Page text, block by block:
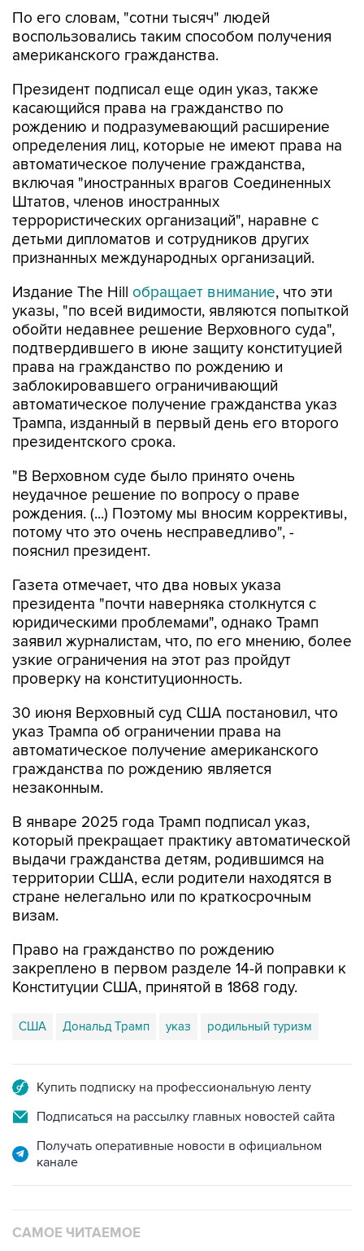
По его словам, "сотни тысяч" людей
воспользовались таким способом получения
американского гражданства.
Президент подписал еще один указ, также
касающийся права на гражданство по
рождению и подразумевающий расширение
определения лиц, которые не имеют права на
автоматическое получение гражданства,
включая "иностранных врагов Соединенных
Штатов, членов иностранных
террористических организаций", наравне с
детьми дипломатов и сотрудников других
признанных международных организаций.
Издание The Hill обращает внимание, что эти
указы, "по всей видимости, являются попыткой
обойти недавнее решение Верховного суда",
подтвердившего в июне защиту конституцией
права на гражданство по рождению и
заблокировавшего ограничивающий
автоматическое получение гражданства указ
Трампа, изданный в первый день его второго
президентского срока.
"В Верховном суде было принято очень
неудачное решение по вопросу о праве
рождения. (...) Поэтому мы вносим коррективы,
потому что это очень несправедливо", -
пояснил президент.
Газета отмечает, что два новых указа
президента "почти наверняка столкнутся с
юридическими проблемами", однако Трамп
заявил журналистам, что, по его мнению, более
узкие ограничения на этот раз пройдут
проверку на конституционность.
30 июня Верховный суд США постановил, что
указ Трампа об ограничении права на
автоматическое получение американского
гражданства по рождению является
незаконным.
В январе 2025 года Трамп подписал указ,
который прекращает практику автоматической
выдачи гражданства детям, родившимся на
территории США, если родители находятся в
стране нелегально или по краткосрочным
визам.
Право на гражданство по рождению
закреплено в первом разделе 14-й поправки к
Конституции США, принятой в 1868 году.
США Дональд Трамп указ родильный туризм
Купить подписку на профессиональную ленту
Подписаться на рассылку главных новостей сайта
Получать оперативные новости в официальном
канале
САМОЕ ЧИТАЕМОЕ